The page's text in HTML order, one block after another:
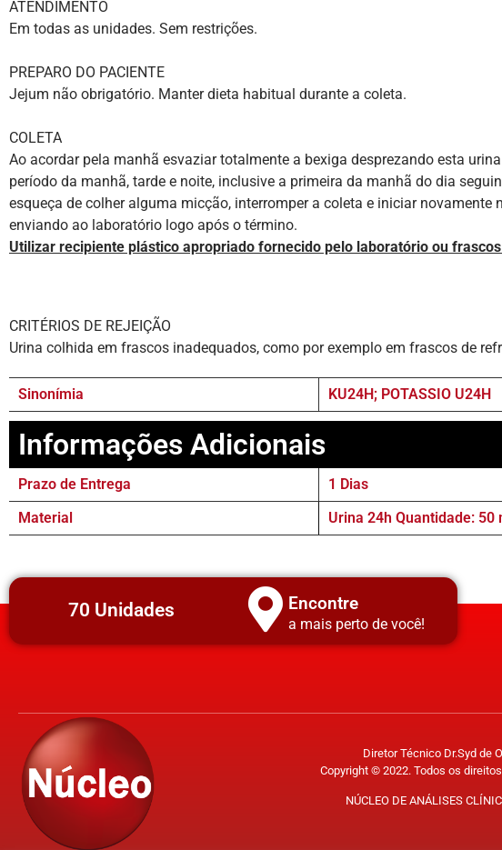
ATENDIMENTO
Em todas as unidades. Sem restrições.
PREPARO DO PACIENTE
Jejum não obrigatório. Manter dieta habitual durante a coleta.
COLETA
Ao acordar pela manhã esvaziar totalmente a bexiga desprezando esta
período da manhã, tarde e noite, inclusive a primeira da manhã do dia
esqueça de colher alguma micção, interromper a coleta e iniciar
enviando ao laboratório logo após o término.
Utilizar recipiente plástico apropriado fornecido pelo laboratório ou
CRITÉRIOS DE REJEIÇÃO
Urina colhida em frascos inadequados, como por exemplo em frascos de
Sinonímia KU24H; POTASSIO U24H
Informações Adicionais
Prazo de Entrega
1 Dias
Material
Urina 24h Quantidade: 50
70 Unidades Encontre
a mais perto de você!
Diretor Técnico Dr.Syd de
Copyright © 2022. Todos os
NÚCLEO DE ANÁLISES